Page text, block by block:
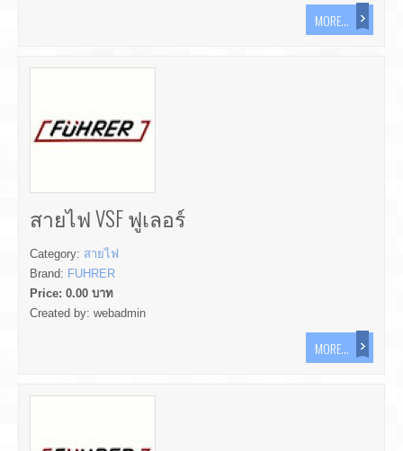
MORE...
สายไฟ VSF ฟูเลอร์
Category: สายไฟ
Brand: FUHRER
Price: 0.00 บาท
Created by: webadmin
MORE...